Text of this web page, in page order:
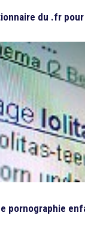
du .fr
pornographie